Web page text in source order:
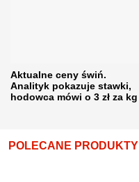
Aktualne ceny świń.
Analityk pokazuje stawki,
hodowca mówi o 3 zł za kg
POLECANE PRODUKTY